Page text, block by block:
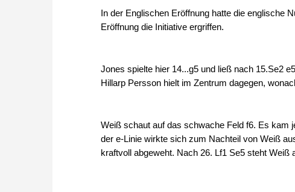
In der Englischen Eröffnung hatte die englische
Eröffnung die Initiative ergriffen.
Jones spielte hier 14...g5 und ließ nach 15.Se2
Hillarp Persson hielt im Zentrum dagegen,
Weiß schaut auf das schwache Feld f6. Es kam
der e-Linie wirkte sich zum Nachteil von Weiß
kraftvoll abgeweht. Nach 26. Lf1 Se5 steht Weiß